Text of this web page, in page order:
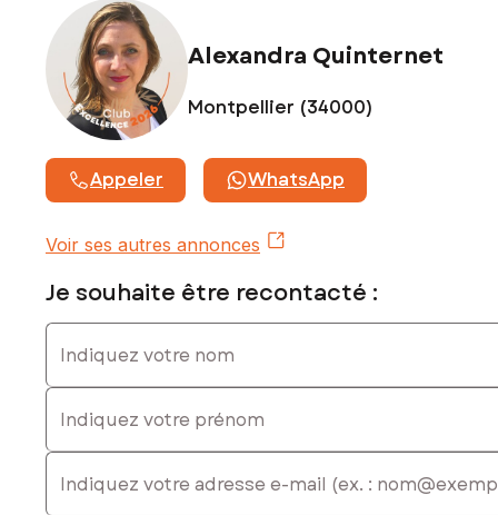
Alexandra Quinternet
Montpellier (34000)
Appeler WhatsApp
Voir ses autres annonces
Je souhaite être recontacté :
Indiquez votre nom
Indiquez votre prénom
E-mail